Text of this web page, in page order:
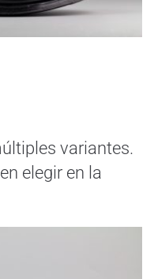
variantes.
elegir en la